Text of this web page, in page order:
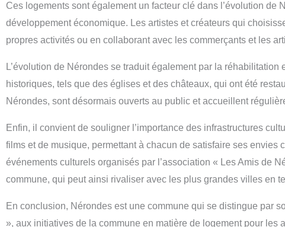
Ces logements sont également un facteur clé dans l’évolution
développement économique. Les artistes et créateurs qui
propres activités ou en collaborant avec les commerçants et les
L’évolution de Nérondes se traduit également par la
historiques, tels que des églises et des châteaux, qui ont été
Nérondes, sont désormais ouverts au public et accueillent
Enfin, il convient de souligner l’importance des infrastructures
films et de musique, permettant à chacun de satisfaire ses
événements culturels organisés par l’association « Les Amis de
commune, qui peut ainsi rivaliser avec les plus grandes villes en
En conclusion, Nérondes est une commune qui se distingue par
», aux initiatives de la commune en matière de logement pour